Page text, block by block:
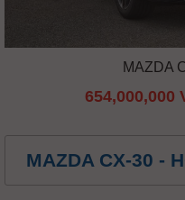
MAZDA
654,000,000
MAZDA CX-30 -